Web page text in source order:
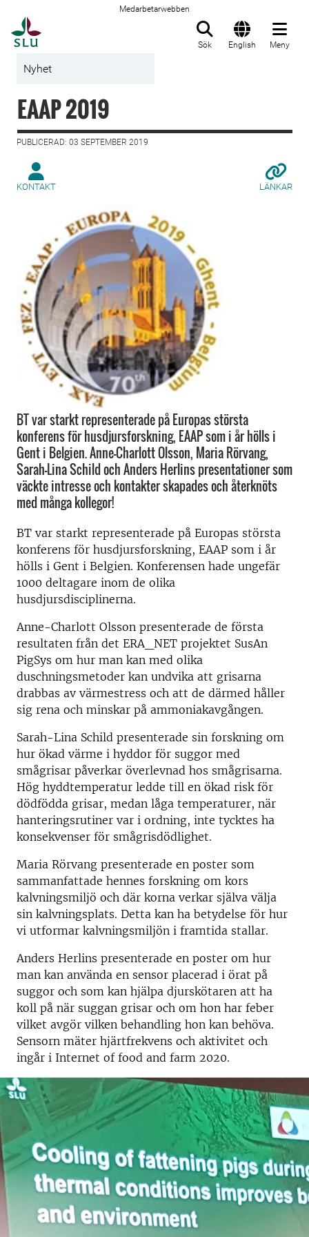
Medarbetarwebben
Sök English Meny
Nyhet
EAAP 2019
PUBLICERAD: 03 SEPTEMBER 2019
KONTAKT LÄNKAR
BT var starkt representerade på Europas största
konferens för husdjursforskning, EAAP som i år hölls i
Gent i Belgien. Anne-Charlott Olsson, Maria Rörvang,
Sarah-Lina Schild och Anders Herlins presentationer som
väckte intresse och kontakter skapades och återknöts
med många kollegor!
BT var starkt representerade på Europas största
konferens för husdjursforskning, EAAP som i år
hölls i Gent i Belgien. Konferensen hade ungefär
1000 deltagare inom de olika
husdjursdisciplinerna.
Anne-Charlott Olsson presenterade de första
resultaten från det ERA_NET projektet SusAn
PigSys om hur man kan med olika
duschningsmetoder kan undvika att grisarna
drabbas av värmestress och att de därmed håller
sig rena och minskar på ammoniakavgången.
Sarah-Lina Schild presenterade sin forskning om
hur ökad värme i hyddor för suggor med
smågrisar påverkar överlevnad hos smågrisarna.
Hög hyddtemperatur ledde till en ökad risk för
dödfödda grisar, medan låga temperaturer, när
hanteringsrutiner var i ordning, inte tycktes ha
konsekvenser för smågrisdödlighet.
Maria Rörvang presenterade en poster som
sammanfattade hennes forskning om kors
kalvningsmiljö och där korna verkar själva välja
sin kalvningsplats. Detta kan ha betydelse för hur
vi utformar kalvningsmiljön i framtida stallar.
Anders Herlins presenterade en poster om hur
man kan använda en sensor placerad i örat på
suggor och som kan hjälpa djurskötaren att ha
koll på när suggan grisar och om hon har feber
vilket avgör vilken behandling hon kan behöva.
Sensorn mäter hjärtfrekvens och aktivitet och
ingår i Internet of food and farm 2020.